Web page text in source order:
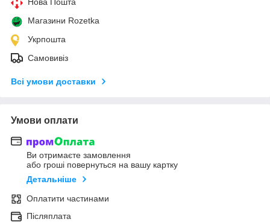
Магазини Rozetka
Укрпошта
Самовивіз
Всі умови доставки
Умови оплати
Ви отримаєте замовлення
або гроші повернуться на вашу картку
Детальніше
Оплатити частинами
Післяплата